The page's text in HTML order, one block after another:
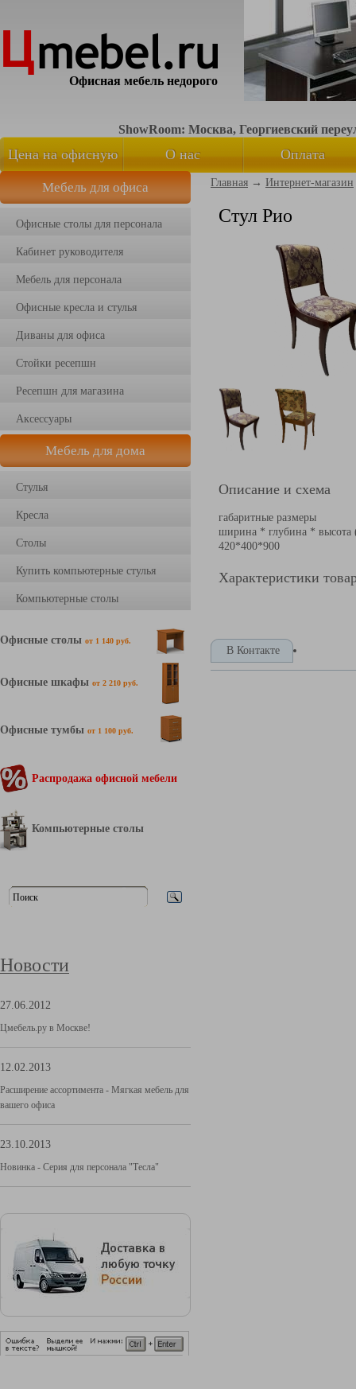
Офисная мебель недорого
ShowRoom: Москва, Георгиевский
Цена на офисную
мебель
О нас Оплата
Мебель для офиса
Офисные столы для персонала
Кабинет руководителя
Мебель для персонала
Офисные кресла и стулья
Диваны для офиса
Стойки ресепшн
Ресепшн для магазина
Аксессуары
Мебель для дома
Стулья
Кресла
Столы
Купить компьютерные стулья
Компьютерные столы
Офисные столы от 1 140 руб.
Офисные шкафы от 2 210 руб.
Офисные тумбы от 1 100 руб.
Распродажа офисной мебели
Компьютерные столы
Новости
27.06.2012
Цмебель.ру в Москве!
12.02.2013
Расширение ассортимента - Мягкая мебель для
вашего офиса
23.10.2013
Новинка - Серия для персонала "Тесла"
Главная → Интернет-магазин
Стул Рио
Описание и схема
габаритные размеры
ширина * глубина * высота
420*400*900
Характеристики
В Контакте